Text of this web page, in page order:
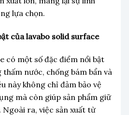
lựa chọn.
của lavabo solid surface
có một số đặc điểm nổi bật
thấm nước, chống bám bẩn và
này không chỉ đảm bảo vệ
mà còn giúp sản phẩm giữ
Ngoài ra, việc sản xuất từ